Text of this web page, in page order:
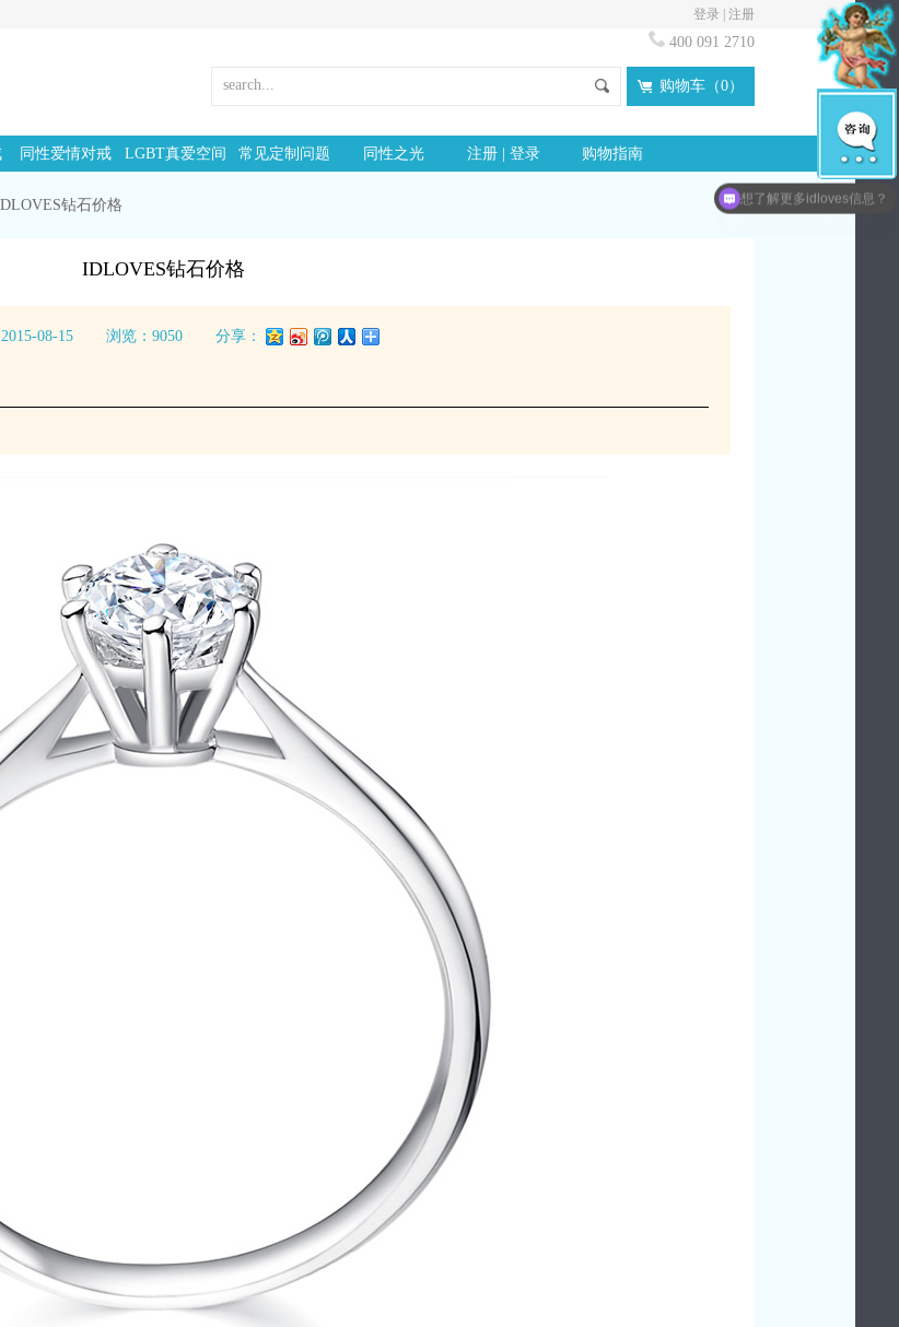
登录 注册
400 091 2710
购物车（0）
同性爱情对戒 LGBT真爱空间 常见定制问题 同性之光 注册 | 登录 购物指南
钻石价格
IDLOVES钻石价格
08-15 浏览：9050 分享：
想了解更多idloves信息？